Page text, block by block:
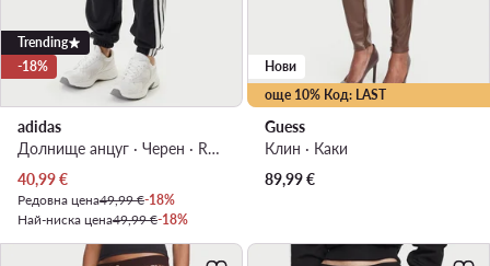
Trending
-18%
adidas
Долнище анцуг · Черен · Regular Fit
Актуална цена
40,99€
Редовна цена49,99 €-18%
Най-ниска цена49,99 €-18%
още 10% Код: LAST
Нови
Guess
Клин · Каки
89,99€